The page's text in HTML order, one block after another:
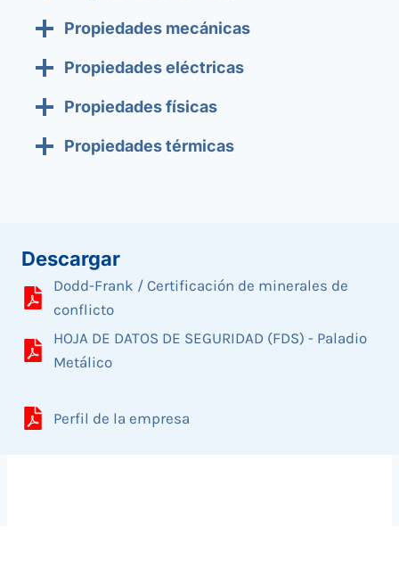
Propiedades mecánicas
Propiedades eléctricas
Propiedades físicas
Propiedades térmicas
Descargar
Dodd-Frank / Certificación de minerales de
conflicto
HOJA DE DATOS DE SEGURIDAD (FDS) - Paladio
Metálico
Perfil de la empresa